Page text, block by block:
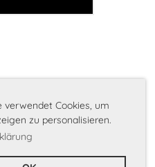
verwendet Cookies, um
zu personalisieren.